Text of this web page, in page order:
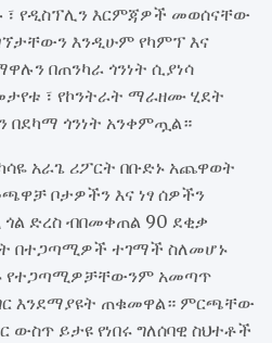
የዲስፕሊን እርምጃዎች መወሰናቸው
እንዲሁም የካምፕ እና
በጠንካራ ጎንነት ሲያነሳ
፣ የኮንትራት ማራዘሙ ሂደት
ጎንነት አንቀምጧል።
አራጌ ሪፖርት በቡድኑ አጨዋወት
ቦታዎችን እና ነፃ ሰዎችን
ድረስ ብበመቀጠል 90 ደቂቃ
በተጋጣሚዎች ተገማች ስለመሆኑ
የተጋጣሚዎቻቸውንም አመጣጥ
እንደማያዩት ጠቁመዋል። ምርጫቸው
ይታዩ የነበሩ ግለሰባዊ ስህተቶች